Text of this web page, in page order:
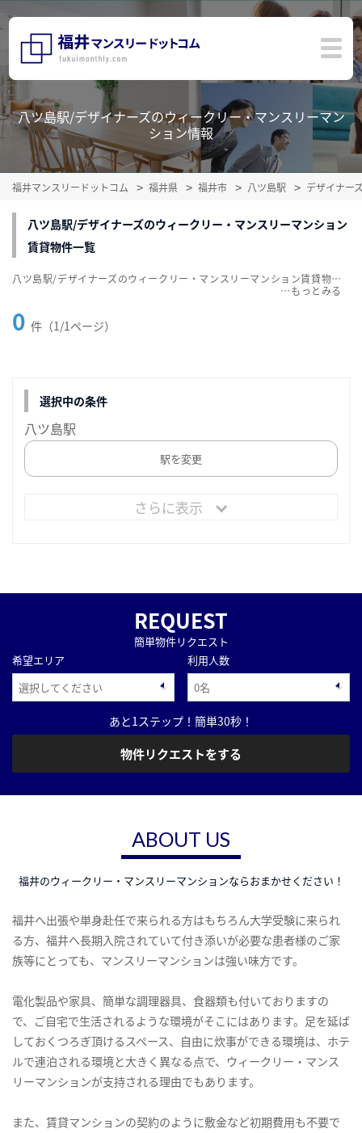
八ツ島駅/デザイナーズのウィークリー・マンスリーマン
ション情報
福井マンスリードットコム 福井県 福井市 八ツ島駅 デザイナー
八ツ島駅/デザイナーズのウィークリー・マンスリーマンション
賃貸物件一覧
0 件（1/1ページ）
八ツ島駅/デザイナーズのウィークリー・マンスリーマンション賃貸物件一覧を掲載中。敷金・礼金無料、家具・家電付をご紹介。こだわり条件での絞込みも簡単！
…
選択中の条件
八ツ島駅
駅を変更
さらに表示
REQUEST
簡単物件リクエスト
希望エリア
利用人数
あと1ステップ！簡単30秒！
物件リクエストをする
ABOUT US
福井のウィークリー・マンスリーマンションならおまかせください！
福井へ出張や単身赴任で来られる方はもちろん大学受験に来られ
る方、福井へ長期入院されていて付き添いが必要な患者様のご家
族等にとっても、マンスリーマンションは強い味方です。
電化製品や家具、簡単な調理器具、食器類も付いておりますの
で、ご自宅で生活されるような環境がそこにはあります。足を延ば
しておくつろぎ頂けるスペース、自由に炊事ができる環境は、ホテ
ルで連泊される環境と大きく異なる点で、ウィークリー・マンス
リーマンションが支持される理由でもあります。
また、賃貸マンションの契約のように敷金など初期費用も不要で